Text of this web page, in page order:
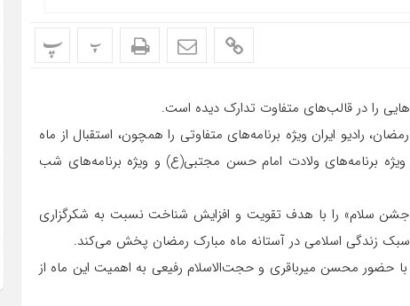
پ پ
را در قالب‌های متفاوت تدارک دیده است.
رادیو ایران ویژه برنامه‌های متفاوتی را همچون، استقبال از ماه
ویژه برنامه‌های ولادت امام حسن مجتبی(ع) و ویژه برنامه‌های شب
سلام» را با هدف تقویت و افزایش شناخت نسبت به شکرگزاری
سبک زندگی اسلامی در آستانه ماه مبارک رمضان پخش می‌کند.
حضور محسن میرباقری و حجت‌الاسلام رفیعی به اهمیت این ماه از